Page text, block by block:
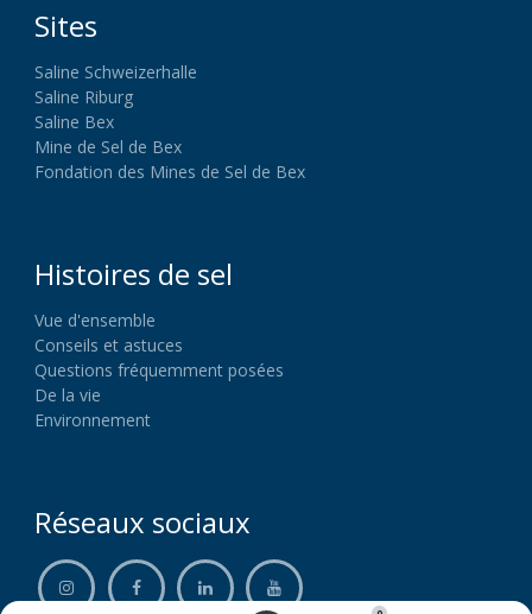
Sites
Saline Schweizerhalle
Saline Riburg
Saline Bex
Mine de Sel de Bex
Fondation des Mines de Sel de Bex
Histoires de sel
Vue d'ensemble
Conseils et astuces
Questions fréquemment posées
De la vie
Environnement
Réseaux sociaux